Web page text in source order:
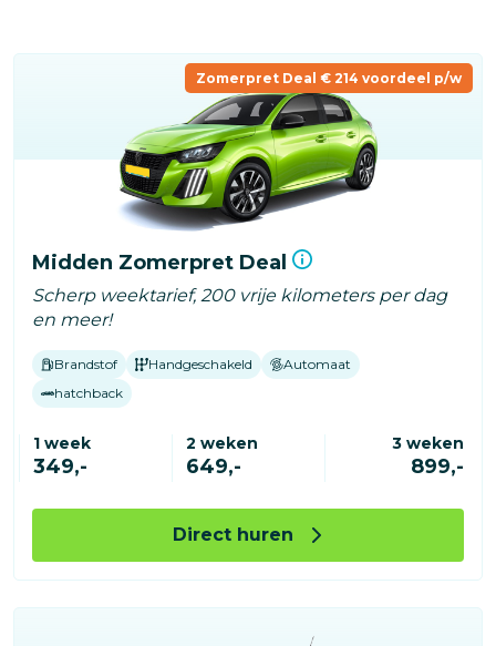
Zomerpret Deal € 214 voordeel p/w
Midden Zomerpret Deal
Scherp weektarief, 200 vrije kilometers per dag
en meer!
Brandstof Handgeschakeld
Automaat
hatchback
1 week
349,-
2 weken
649,-
3 weken
899,-
Direct huren